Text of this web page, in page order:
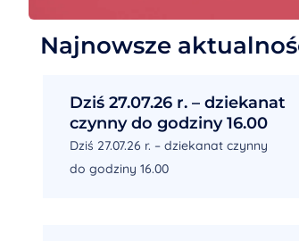
Najnowsze
Dziś 27.07.26 r. – dziekanat
czynny do godziny 16.00
Dziś 27.07.26 r. – dziekanat czynny
do godziny 16.00